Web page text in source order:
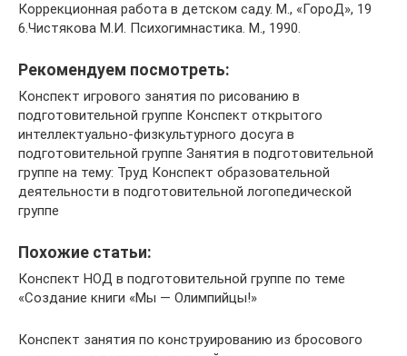
Коррекционная работа в детском саду. М., «ГороД», 19
6.Чистякова М.И. Психогимнастика. М., 1990.
Рекомендуем посмотреть:
Конспект игрового занятия по рисованию в
подготовительной группе Конспект открытого
интеллектуально-физкультурного досуга в
подготовительной группе Занятия в подготовительной
группе на тему: Труд Конспект образовательной
деятельности в подготовительной логопедической
группе
Похожие статьи:
Конспект НОД в подготовительной группе по теме
«Создание книги «Мы — Олимпийцы!»
Конспект занятия по конструированию из бросового